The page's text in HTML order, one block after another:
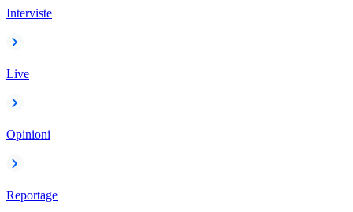
Interviste
Live
Opinioni
Reportage